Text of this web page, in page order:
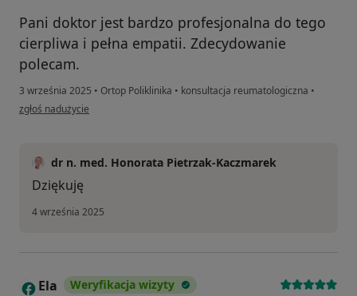
Pani doktor jest bardzo profesjonalna do tego
cierpliwa i pełna empatii. Zdecydowanie
polecam.
3 września 2025 • Ortop Poliklinika • konsultacja reumatologiczna •
w opinii użytkownika Ola
zgłoś nadużycie
dr n. med. Honorata Pietrzak-Kaczmarek
Dziękuję
4 września 2025
E Ela Weryfikacja wizyty